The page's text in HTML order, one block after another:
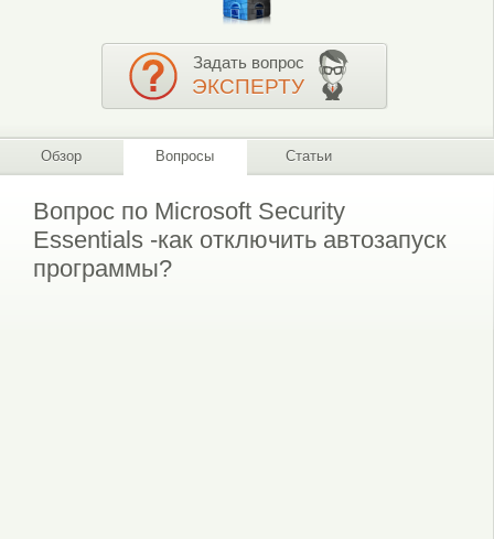
Задать вопрос
ЭКСПЕРТУ
Обзор Вопросы Статьи
Вопрос по Microsoft Security
Essentials -как отключить автозапуск
программы?